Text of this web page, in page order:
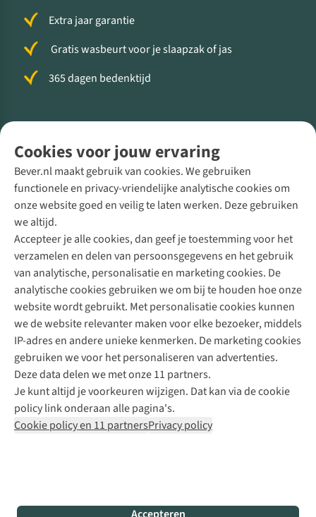
Cookies voor jouw ervaring
Bever.nl maakt gebruik van cookies. We gebruiken
functionele en privacy-vriendelijke analytische cookies om
onze website goed en veilig te laten werken. Deze gebruiken
we altijd.
Accepteer je alle cookies, dan geef je toestemming voor het
verzamelen en delen van persoonsgegevens en het gebruik
van analytische, personalisatie en marketing cookies. De
analytische cookies gebruiken we om bij te houden hoe onze
website wordt gebruikt. Met personalisatie cookies kunnen
we de website relevanter maken voor elke bezoeker, middels
IP-adres en andere unieke kenmerken. De marketing cookies
gebruiken we voor het personaliseren van advertenties.
Deze data delen we met onze 11 partners.
Je kunt altijd je voorkeuren wijzigen. Dat kan via de cookie
policy link onderaan alle pagina's.
Cookie policy en 11 partnersPrivacy policy
Extra jaar garantie
Gratis wasbeurt voor je slaapzak of jas
365 dagen bedenktijd
Direct advies van een Buitenexpert
+31 (0)85 888 50 88
+31 6 12 28 49 80
Contactformulier